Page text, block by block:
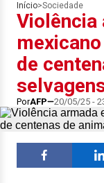
Início>Sociedade
Violência
de
PorAFP 20/05/25 -